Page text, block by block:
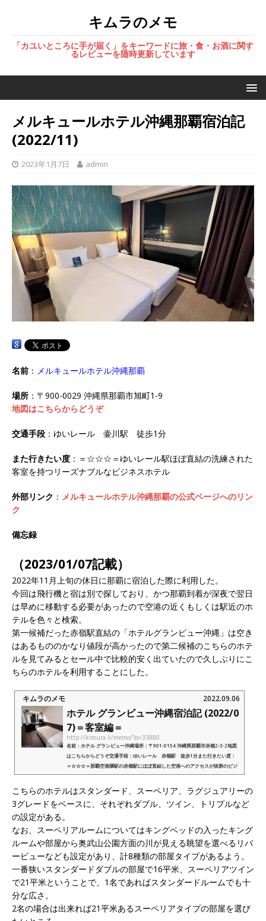
キムラのメモ
「カユいところに手が届く」をキーワードに旅・食・お酒に関す
るレビューを随時更新しています
メルキュールホテル沖縄那覇宿泊記
(2022/11)
2023年1月7日 admin
名前 ： メルキュールホテル沖縄那覇
場所 ：〒900-0029 沖縄県那覇市旭町1-9
地図はこちらからどうぞ
交通手段 ：ゆいレール 壷川駅 徒歩1分
また行きたい度 ：＝☆☆☆＝ゆいレール駅ほぼ直結の洗練された
客室を持つリーズナブルなビジネスホテル
外部リンク ： メルキュールホテル沖縄那覇の公式ページへのリン
ク
備忘録
（2023/01/07記載）
2022年11月上旬の休日に那覇に宿泊した際に利用した。
今回は飛行機と宿は別で探しており、かつ那覇到着が深夜で翌日
は早めに移動する必要があったので空港の近くもしくは駅近のホ
テルを色々と検索。
第一候補だった赤嶺駅直結の「ホテルグランビュー沖縄」は空き
はあるもののかなり値段が高かったので第二候補のこちらのホテ
ルを見てみるとセール中で比較的安く出ていたので久しぶりにこ
ちらのホテルを利用することにした。
キムラのメモ 2022.09.06
ホテル グランビュー沖縄宿泊記 (2022/0
7)＝客室編＝
http://kimura.li/memo/?p=33880
名前：ホテル グランビュー沖縄場所：〒901-0154 沖縄県那覇市赤嶺2-3-2地図
はこちらからどうぞ交通手段：ゆいレール 赤嶺駅 徒歩1分また行きたい度：
＝☆☆☆＝那覇空港隣駅の赤嶺駅にほぼ直結した空港へのアクセスが抜群のビジ
ネスホテル外部リンク：ホテル グラン...
こちらのホテルはスタンダード、スーペリア、ラグジュアリーの
3グレードをベースに、それぞれダブル、ツイン、トリプルなど
の設定がある。
なお、スーペリアルームについてはキングベッドの入ったキング
ルームや部屋から奥武山公園方面の川が見える眺望を選べるリバ
ービューなども設定があり、計8種類の部屋タイプがあるよう。
一番狭いスタンダードダブルの部屋で16平米、スーペリアツイン
で21平米ということで、1名であればスタンダードルームでも十
分な広さ。
2名の場合は出来れば21平米あるスーペリアタイプの部屋を選び